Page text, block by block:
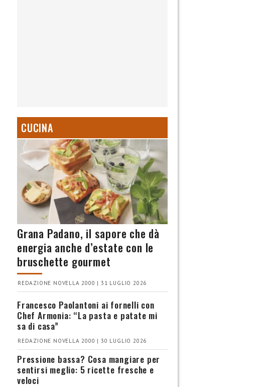
CUCINA
Grana Padano, il sapore che dà
energia anche d’estate con le
bruschette gourmet
REDAZIONE NOVELLA 2000 | 31 LUGLIO 2026
Francesco Paolantoni ai fornelli con
Chef Armonia: “La pasta e patate mi
sa di casa”
REDAZIONE NOVELLA 2000 | 30 LUGLIO 2026
Pressione bassa? Cosa mangiare per
sentirsi meglio: 5 ricette fresche e
veloci